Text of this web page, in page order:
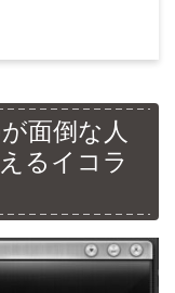
面倒な人
るイコラ